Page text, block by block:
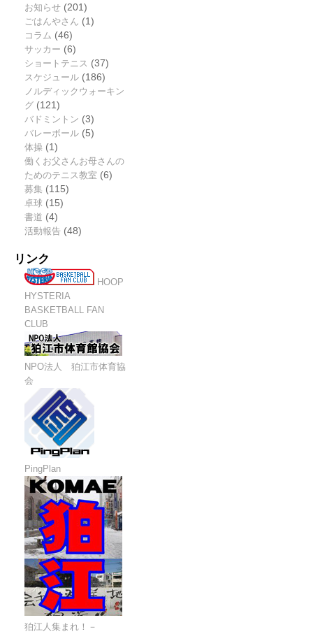
お知らせ(201)
ごはんやさん (1)
コラム (46)
サッカー (6)
ショートテニス (37)
スケジュール(186)
ノルディックウォーキン
グ(121)
バドミントン (3)
バレーボール(5)
体操(1)
働くお父さんお母さんの
ためのテニス教室 (6)
募集 (115)
卓球 (15)
書道 (4)
活動報告(48)
リンク
HOOP
HYSTERIA
BASKETBALL FAN
CLUB
NPO法人 狛江市体育協
会
PingPlan
狛江人集まれ！－